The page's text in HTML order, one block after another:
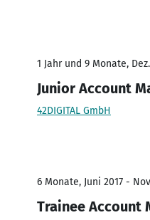
1 Jahr und 9 Monate,
Junior Account
42DIGITAL GmbH
6 Monate, Juni 2017 -
Trainee Account